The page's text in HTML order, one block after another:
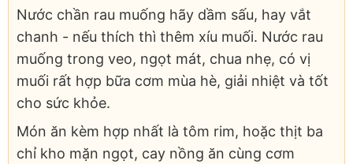
Nước chần rau muống hãy dầm sấu, hay vắt
chanh - nếu thích thì thêm xíu muối. Nước rau
muống trong veo, ngọt mát, chua nhẹ, có vị
muối rất hợp bữa cơm mùa hè, giải nhiệt và tốt
cho sức khỏe.
Món ăn kèm hợp nhất là tôm rim, hoặc thịt ba
chỉ kho mặn ngọt, cay nồng ăn cùng cơm